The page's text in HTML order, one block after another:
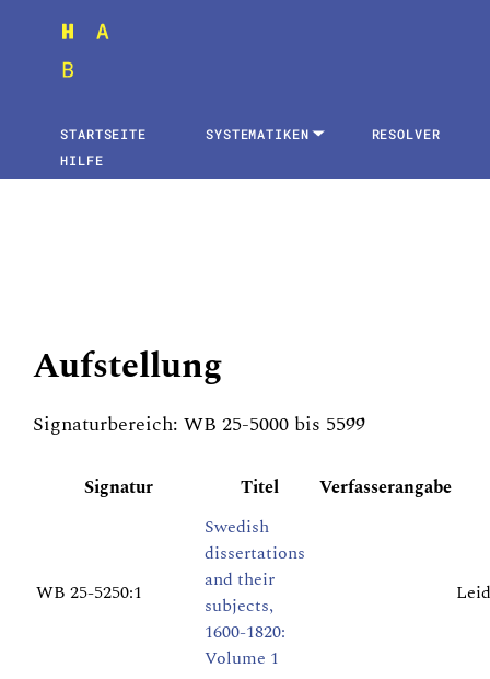
STARTSEITE SYSTEMATIKEN
RESOLVER
HILFE
Aufstellung
Signaturbereich: WB 25-5000 bis 5599
Signatur Titel Verfasserangabe
WB 25-5250:1
Swedish
dissertations
and their
subjects,
1600-1820:
Volume 1